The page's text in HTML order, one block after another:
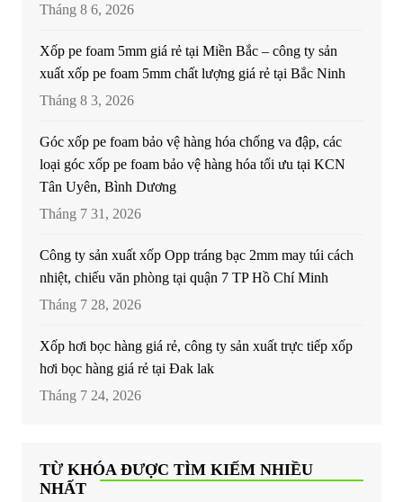
Tháng 8 6, 2026
Xốp pe foam 5mm giá rẻ tại Miền Bắc – công ty sản
xuất xốp pe foam 5mm chất lượng giá rẻ tại Bắc Ninh
Tháng 8 3, 2026
Góc xốp pe foam bảo vệ hàng hóa chống va đập, các
loại góc xốp pe foam bảo vệ hàng hóa tối ưu tại KCN
Tân Uyên, Bình Dương
Tháng 7 31, 2026
Công ty sản xuất xốp Opp tráng bạc 2mm may túi cách
nhiệt, chiếu văn phòng tại quận 7 TP Hồ Chí Minh
Tháng 7 28, 2026
Xốp hơi bọc hàng giá rẻ, công ty sản xuất trực tiếp xốp
hơi bọc hàng giá rẻ tại Đak lak
Tháng 7 24, 2026
TỪ KHÓA ĐƯỢC TÌM KIẾM NHIỀU
NHẤT